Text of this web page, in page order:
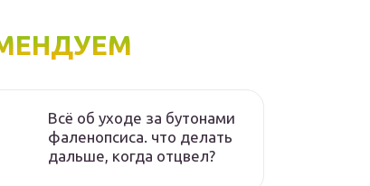
Всё об уходе за бутонами
фаленопсиса. что делать
дальше, когда отцвел?